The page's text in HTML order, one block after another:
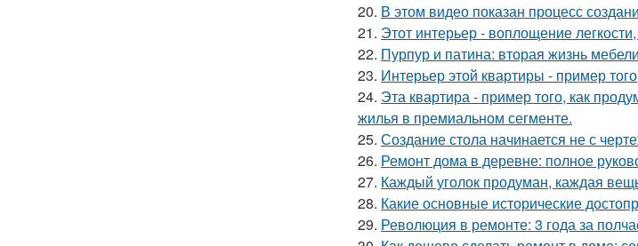
20. В этом видео показан процесс
21. Этот интерьер - воплощение
22. Пурпур и патина: вторая жизнь
23. Интерьер этой квартиры - пример
24. Эта квартира - пример того, как
жилья в премиальном сегменте.
25. Создание стола начинается не с
26. Ремонт дома в деревне: полное
27. Каждый уголок продуман, каждая
28. Какие основные исторические
29. Революция в ремонте: 3 года за